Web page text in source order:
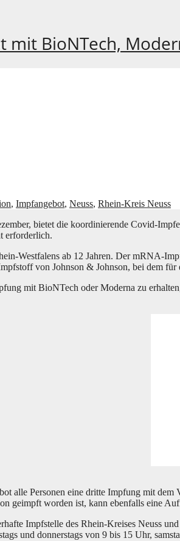
BioNTech,
, Impfangebot, Neuss, Rhein-Kreis Neuss
bie­tet die koor­di­nie­ren­de Covid-
erforderlich.
West­fa­lens ab 12 Jah­ren. Der mRNA-
von John­son & John­son, bei dem für
mit BioNTech oder Moder­na zu
alle Per­so­nen eine drit­te Imp­fung mit
geimpft wor­den ist, kann eben­falls eine
Impf­stel­le des Rhein-Krei­ses Neuss
und don­ners­tags von 9 bis 15 Uhr,